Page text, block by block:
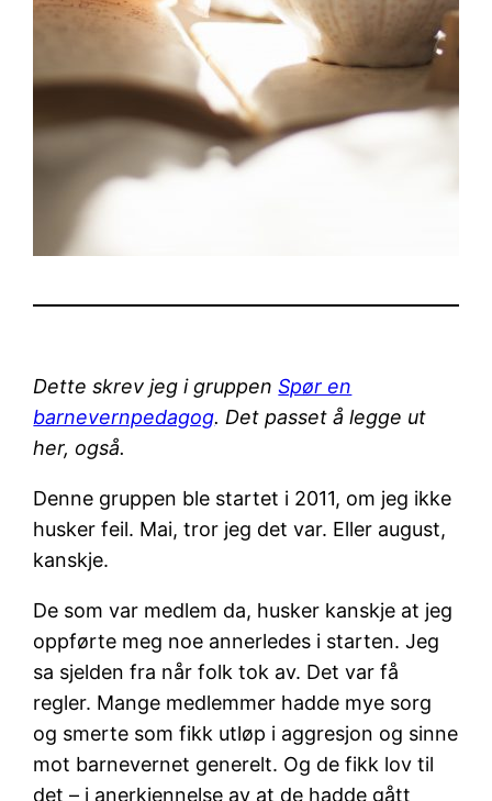
Dette skrev jeg i gruppenSpør en
barnevernpedagog. Det passet å legge ut
her, også.
Denne gruppen ble startet i 2011, om jeg ikke
husker feil. Mai, tror jeg det var. Eller august,
kanskje.
De som var medlem da, husker kanskje at jeg
oppførte meg noe annerledes i starten. Jeg
sa sjelden fra når folk tok av. Det var få
regler. Mange medlemmer hadde mye sorg
og smerte som fikk utløp i aggresjon og sinne
mot barnevernet generelt. Og de fikk lov til
det – i anerkjennelse av at de hadde gått